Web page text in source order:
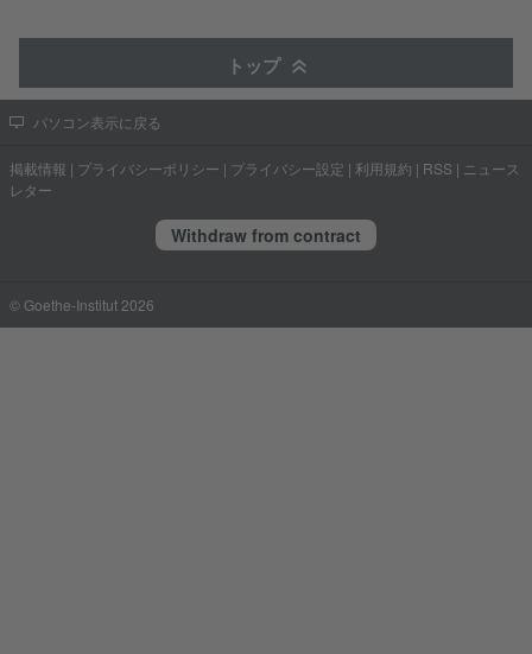
トップ
パソコン表示に戻る
掲載情報 | プライバシーポリシー | プライバシー設定 | 利用規約 | RSS | ニュース
レター
Withdraw from contract
© Goethe-Institut 2026